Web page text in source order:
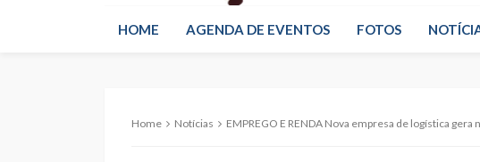
HOME AGENDA DE EVENTOS FOTOS
Home Notícias EMPREGO E RENDA Nova empresa de logística gera novas